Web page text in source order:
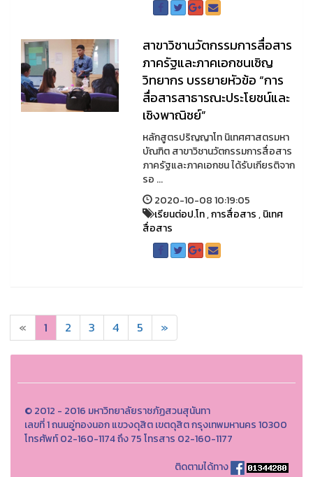
สาขาวิชานวัตกรรมการสื่อสาร
ภาครัฐและภาคเอกชนเชิญ
วิทยากร บรรยายหัวข้อ “การ
สื่อสารสาธารณะประโยชน์และ
เชิงพาณิชย์”
หลักสูตรปริญญาโท นิเทศศาสตรมหา
บัณฑิต สาขาวิชานวัตกรรมการสื่อสาร
ภาครัฐและภาคเอกชน ได้รับเกียรติจาก
รอ ...
2020-10-08 10:19:05
เรียนต่อป.โท,การสื่อสาร,นิเทศ
สื่อสาร
« 1 2 3 4 5 »
© 2012 - 2016 มหาวิทยาลัยราชภัฏสวนสุนันทา
เลขที่ 1 ถนนอู่ทองนอก แขวงดุสิต เขตดุสิต กรุงเทพมหานคร 10300
โทรศัพท์ 02-160-1174 ถึง 75 โทรสาร 02-160-1177
ติดตามได้ทาง